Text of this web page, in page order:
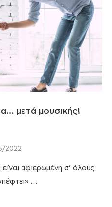
μετά μουσικής!
2022
αφιερωμένη σ’ όλους
…